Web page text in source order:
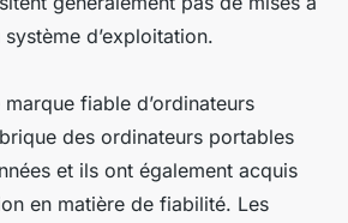
d’exploitation.
fiable d’ordinateurs
des ordinateurs portables
et ils ont également acquis
en matière de fiabilité. Les